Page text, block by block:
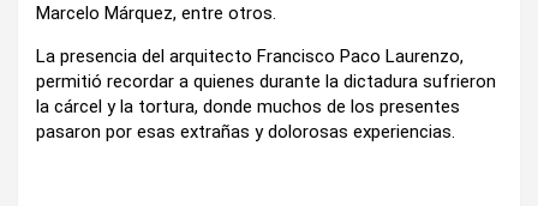
Marcelo Márquez, entre otros.
La presencia del arquitecto Francisco Paco Laurenzo,
permitió recordar a quienes durante la dictadura sufrieron
la cárcel y la tortura, donde muchos de los presentes
pasaron por esas extrañas y dolorosas experiencias.